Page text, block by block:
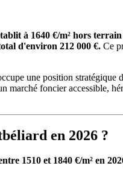
à 1640 €/m² hors
d'environ 212 000 €. Ce
une position
marché foncier accessible,
en 2026 ?
1510 et 1840 €/m² en